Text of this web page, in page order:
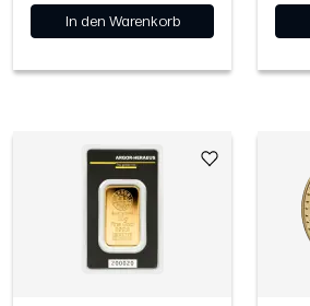
In den Warenkorb